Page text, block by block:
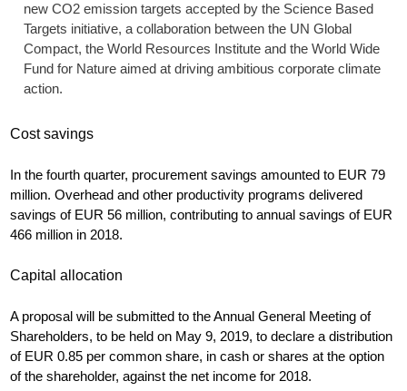
new CO2 emission targets accepted by the Science Based
Targets initiative, a collaboration between the UN Global
Compact, the World Resources Institute and the World Wide
Fund for Nature aimed at driving ambitious corporate climate
action.
Cost savings
In the fourth quarter, procurement savings amounted to EUR 79
million. Overhead and other productivity programs delivered
savings of EUR 56 million, contributing to annual savings of EUR
466 million in 2018.
Capital allocation
A proposal will be submitted to the Annual General Meeting of
Shareholders, to be held on May 9, 2019, to declare a distribution
of EUR 0.85 per common share, in cash or shares at the option
of the shareholder, against the net income for 2018.